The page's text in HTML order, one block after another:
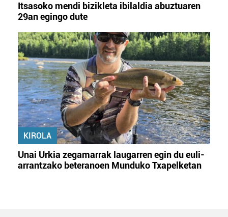
Itsasoko mendi bizikleta ibilaldia abuztuaren
29an egingo dute
KIROLA
Unai Urkia zegamarrak laugarren egin du euli-
arrantzako beteranoen Munduko Txapelketan